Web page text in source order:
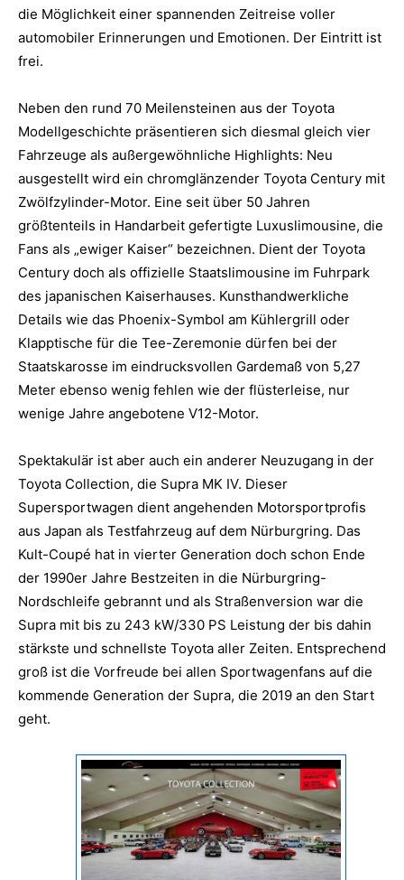
die Möglichkeit einer spannenden Zeitreise voller
automobiler Erinnerungen und Emotionen. Der Eintritt ist
frei.
Neben den rund 70 Meilensteinen aus der Toyota
Modellgeschichte präsentieren sich diesmal gleich vier
Fahrzeuge als außergewöhnliche Highlights: Neu
ausgestellt wird ein chromglänzender Toyota Century mit
Zwölfzylinder-Motor. Eine seit über 50 Jahren
größtenteils in Handarbeit gefertigte Luxuslimousine, die
Fans als „ewiger Kaiser“ bezeichnen. Dient der Toyota
Century doch als offizielle Staatslimousine im Fuhrpark
des japanischen Kaiserhauses. Kunsthandwerkliche
Details wie das Phoenix-Symbol am Kühlergrill oder
Klapptische für die Tee-Zeremonie dürfen bei der
Staatskarosse im eindrucksvollen Gardemaß von 5,27
Meter ebenso wenig fehlen wie der flüsterleise, nur
wenige Jahre angebotene V12-Motor.
Spektakulär ist aber auch ein anderer Neuzugang in der
Toyota Collection, die Supra MK IV. Dieser
Supersportwagen dient angehenden Motorsportprofis
aus Japan als Testfahrzeug auf dem Nürburgring. Das
Kult-Coupé hat in vierter Generation doch schon Ende
der 1990er Jahre Bestzeiten in die Nürburgring-
Nordschleife gebrannt und als Straßenversion war die
Supra mit bis zu 243 kW/330 PS Leistung der bis dahin
stärkste und schnellste Toyota aller Zeiten. Entsprechend
groß ist die Vorfreude bei allen Sportwagenfans auf die
kommende Generation der Supra, die 2019 an den Start
geht.